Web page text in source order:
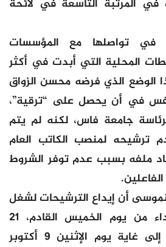
المرتبة التاسعة في لائحة
في تواصلها مع المؤسسات
المحلية التي أبدت في أكثر
الوضع الذي فرضه محسن الزواق
في أن يحصل على “ترقية”،
جامعة فاس، لكنه لم يتم
ترشيحه لمنصب الكاتب العام
ملفه بسبب عدم توفر الشروط
أن إيداع الترشيحات لشغل
المنصب سيفتح ابتداء من يوم الخميس القادم، 21
شتنبر الجاري، وذلك إلى غاية يوم الإثنين 9 أكتوبر